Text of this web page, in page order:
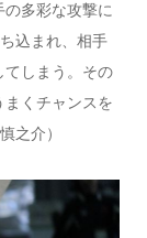
多彩な攻撃に
込まれ、相手
てしまう。その
くチャンスを
之介）